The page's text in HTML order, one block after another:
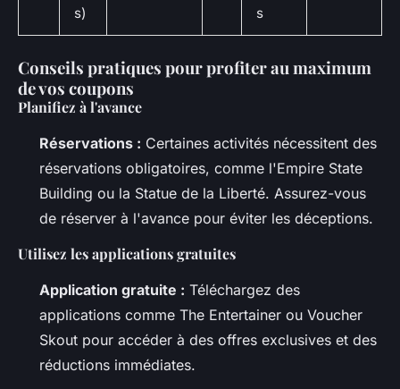
s)
s
Conseils pratiques pour profiter au maximum
de vos coupons
Planifiez à l'avance
Réservations : Certaines activités nécessitent des
réservations obligatoires, comme l'Empire State
Building ou la Statue de la Liberté. Assurez-vous
de réserver à l'avance pour éviter les déceptions.
Utilisez les applications gratuites
Application gratuite : Téléchargez des
applications comme The Entertainer ou Voucher
Skout pour accéder à des offres exclusives et des
réductions immédiates.